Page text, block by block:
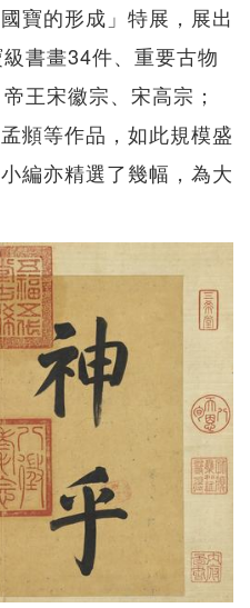
寶的形成」特展，展出
書畫34件、重要古物
王宋徽宗、宋高宗；
頫等作品，如此規模盛
編亦精選了幾幅，為大